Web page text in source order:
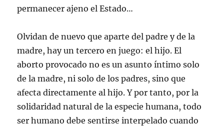
permanecer ajeno el Estado…
Olvidan de nuevo que aparte del padre y de la
madre, hay un tercero en juego: el hijo. El
aborto provocado no es un asunto íntimo solo
de la madre, ni solo de los padres, sino que
afecta directamente al hijo. Y por tanto, por la
solidaridad natural de la especie humana, todo
ser humano debe sentirse interpelado cuando